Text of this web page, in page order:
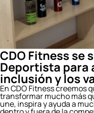
CDO Fitness se
Deportista para
inclusión y los
En CDO Fitness creemos
transformar mucho más
une, inspira y ayuda a